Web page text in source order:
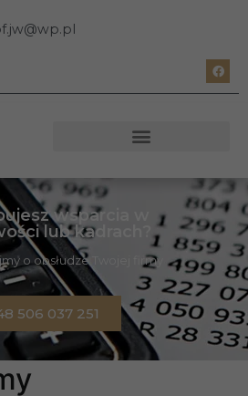
wsparcia w
lub kadrach?
o obsłudze Twojej firmy
506 037 251